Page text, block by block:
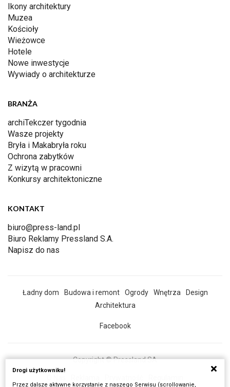
Ikony architektury
Muzea
Kościoły
Wieżowce
Hotele
Nowe inwestycje
Wywiady o architekturze
BRANŻA
archiTekczer tygodnia
Wasze projekty
Bryła i Makabryła roku
Ochrona zabytków
Z wizytą w pracowni
Konkursy architektoniczne
KONTAKT
biuro@press-land.pl
Biuro Reklamy Pressland S.A.
Napisz do nas
Ładny dom Budowa i remont Ogrody Wnętrza
Design
Architektura
Facebook
Copyright © Pressland SA
Drogi użytkowniku!
Przez dalsze aktywne korzystanie z naszego Serwisu (scrollowanie,